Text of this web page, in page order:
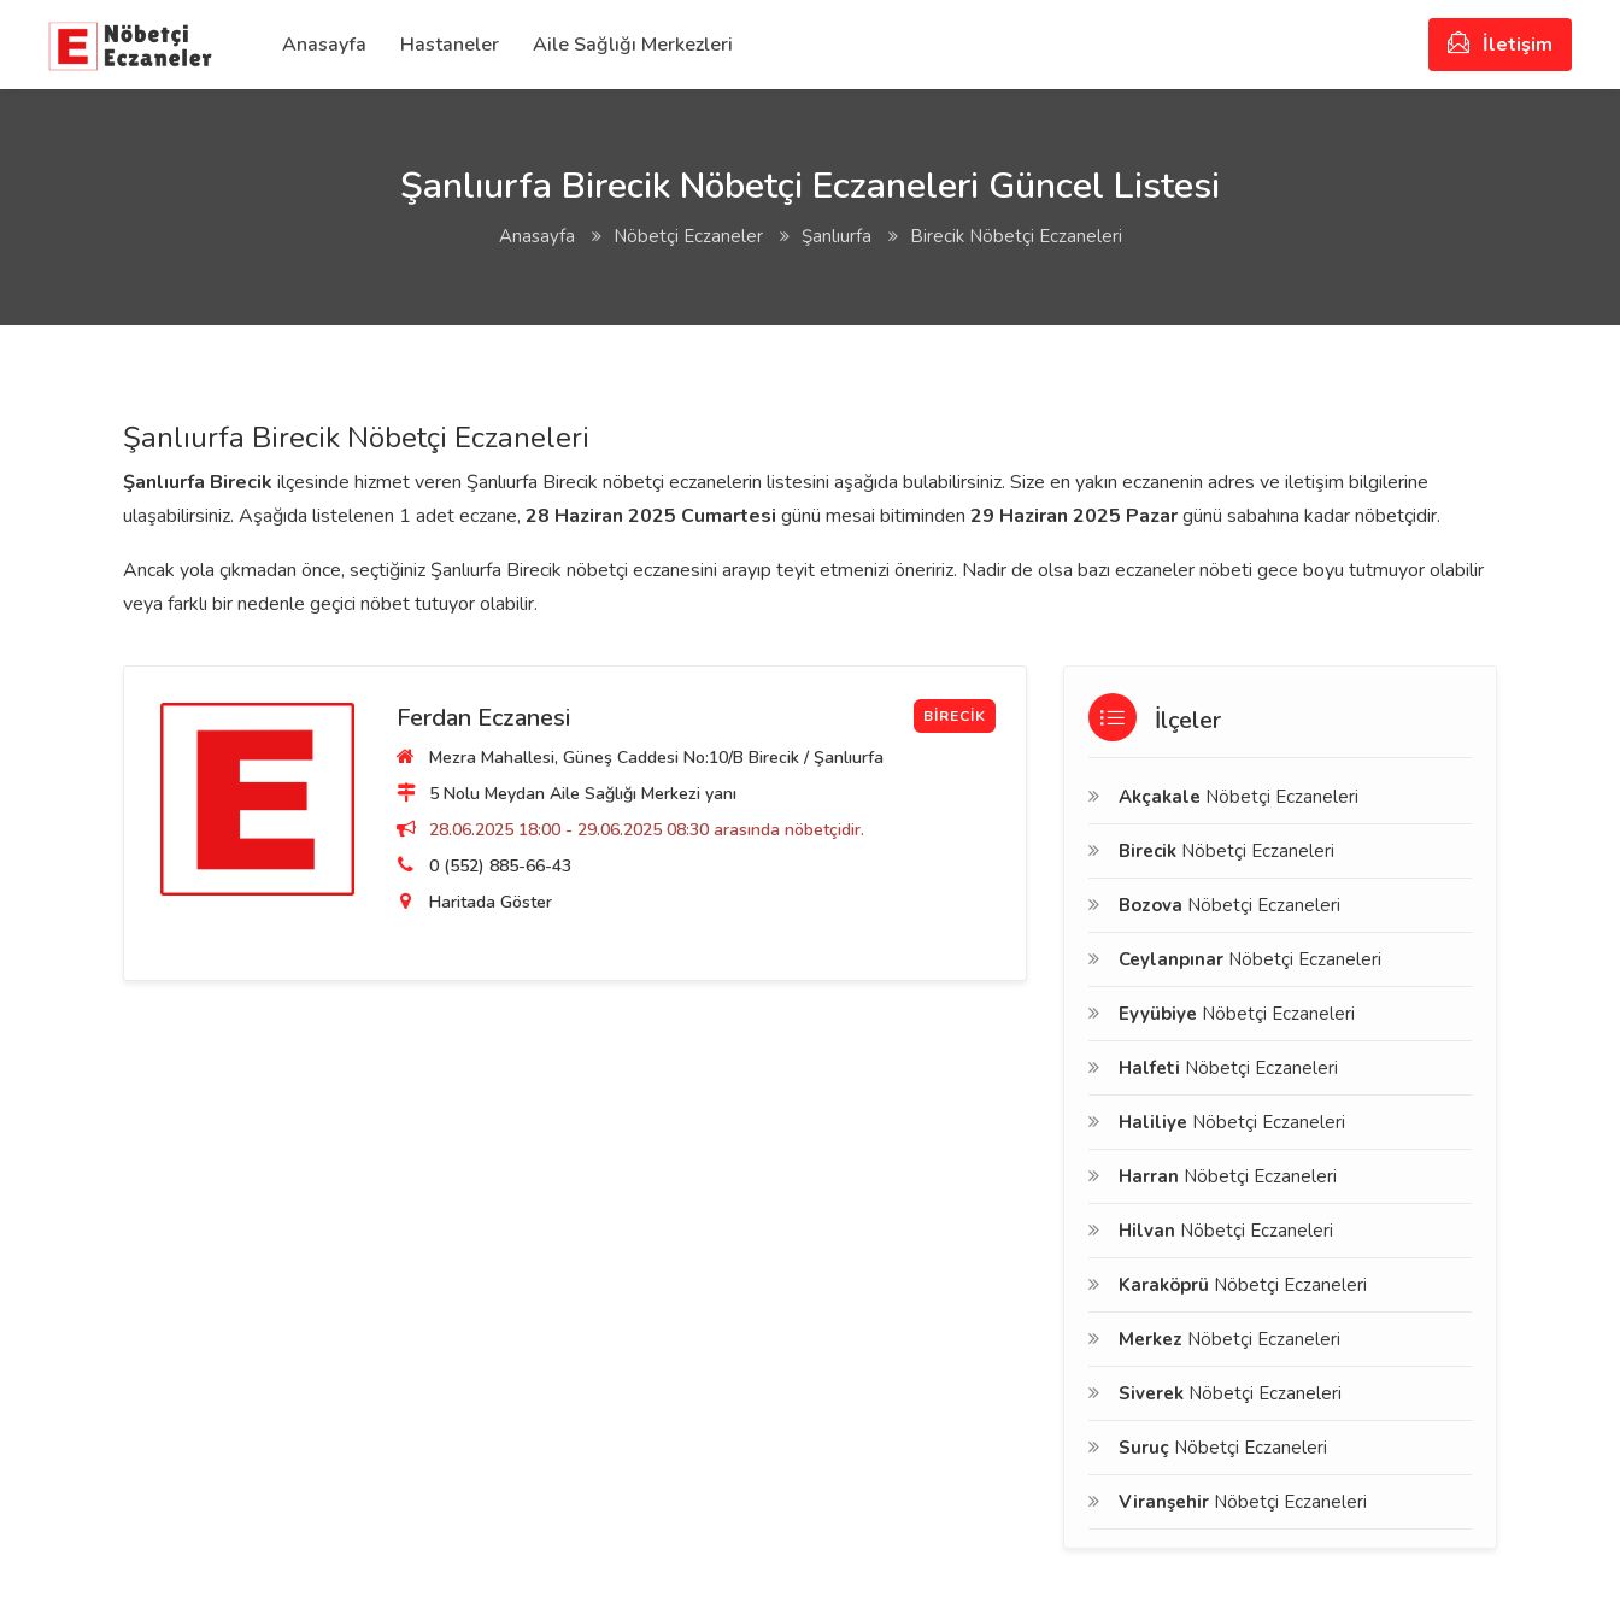
Anasayfa Hastaneler Aile Sağlığı Merkezleri İletişim
Şanlıurfa Birecik Nöbetçi Eczaneleri Güncel Listesi
Anasayfa Nöbetçi Eczaneler Şanlıurfa Birecik Nöbetçi Eczaneleri
Şanlıurfa Birecik Nöbetçi Eczaneleri
Şanlıurfa Birecik ilçesinde hizmet veren Şanlıurfa Birecik nöbetçi eczanelerin listesini aşağıda bulabilirsiniz. Size en yakın eczanenin adres ve iletişim bilgilerine
ulaşabilirsiniz. Aşağıda listelenen 1 adet eczane, 28 Haziran 2025 Cumartesi günü mesai bitiminden 29 Haziran 2025 Pazargünü sabahına kadar nöbetçidir.
Ancak yola çıkmadan önce, seçtiğiniz Şanlıurfa Birecik nöbetçi eczanesini arayıp teyit etmenizi öneririz. Nadir de olsa bazı eczaneler nöbeti gece boyu tutmuyor olabilir
veya farklı bir nedenle geçici nöbet tutuyor olabilir.
Ferdan Eczanesi BIRECIK
Mezra Mahallesi, Güneş Caddesi No:10/B Birecik / Şanlıurfa
5 Nolu Meydan Aile Sağlığı Merkezi yanı
28.06.2025 18:00 - 29.06.2025 08:30 arasında nöbetçidir.
0 (552) 885-66-43
Haritada Göster
İlçeler
Akçakale Nöbetçi Eczaneleri
Birecik Nöbetçi Eczaneleri
Bozova Nöbetçi Eczaneleri
Ceylanpınar Nöbetçi Eczaneleri
Eyyübiye Nöbetçi Eczaneleri
Halfeti Nöbetçi Eczaneleri
Haliliye Nöbetçi Eczaneleri
Harran Nöbetçi Eczaneleri
Hilvan Nöbetçi Eczaneleri
Karaköprü Nöbetçi Eczaneleri
Merkez Nöbetçi Eczaneleri
Siverek Nöbetçi Eczaneleri
Suruç Nöbetçi Eczaneleri
Viranşehir Nöbetçi Eczaneleri